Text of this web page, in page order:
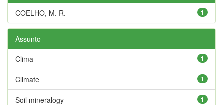
1
COELHO, M. R.
Assunto
1
Clima
1
Climate
1
Soil mineralogy